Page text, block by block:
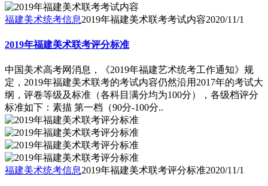
福建美术统考信息2019年福建美术联考考试内容2020/11/1
2019年福建美术联考评分标准
中国美术高考网消息，《2019年福建艺术统考工作通知》规
定，2019年福建美术联考的考试内容仍然沿用2017年的考试大
纲，评卷等级及标准（各科目满分均为100分），各级档评分
标准如下：素描 第一档（90分-100分..
福建美术统考信息2019年福建美术联考评分标准2020/11/1